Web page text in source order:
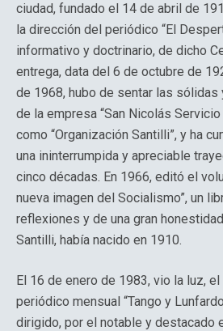
ciudad, fundado el 14 de abril de
la dirección del periódico “El
informativo y doctrinario, de dicho
entrega, data del 6 de octubre de
de 1968, hubo de sentar las sólidas
de la empresa “San Nicolás
como “Organización Santilli”, y ha
una ininterrumpida y apreciable
cinco décadas. En 1966, editó el
nueva imagen del Socialismo”, un
reflexiones y de una gran
Santilli, había nacido en 1910.
El 16 de enero de 1983, vio la luz,
periódico mensual “Tango y
dirigido, por el notable y destacado